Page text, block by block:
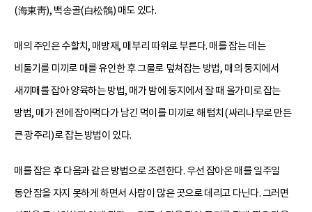
(海東靑), 백송골(白松鶻) 매도 있다.
매의 주인은 수할치, 매방재, 매부리 따위로 부른다. 매를 잡는 데는
비둘기를 미끼로 매를 유인한 후 그물로 덮쳐잡는 방법, 매의 둥지에서
새끼매를 잡아 양육하는 방법, 매가 밤에 둥지에서 잘 때 올가미로 잡는
방법, 매가 전에 잡아먹다가 남긴 먹이를 미끼로 해 텁치(싸리나무로 만든
큰 광주리)로 잡는 방법이 있다.
매를 잡은 후 다음과 같은 방법으로 조련한다. 우선 잡아온 매를 일주일
동안 잠을 자지 못하게 하면서 사람이 많은 곳으로 데리고 다닌다. 그러면